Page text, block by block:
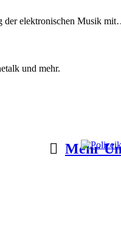
der elektronischen Musik
und mehr.
Mehr